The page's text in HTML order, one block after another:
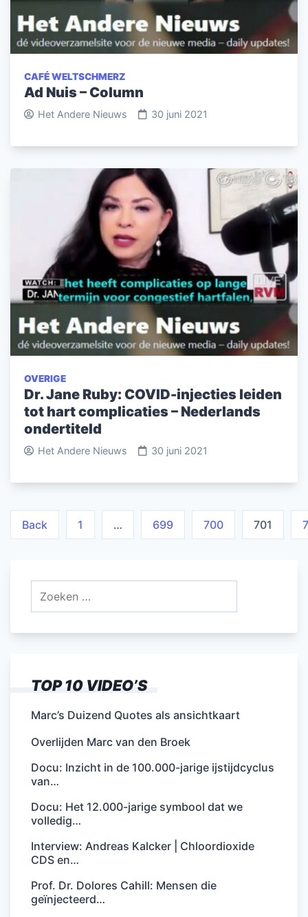
CAFÉ WELTSCHMERZ
Ad Nuis – Column
Het Andere Nieuws 30 juni 2021
OVERIGE
Dr. Jane Ruby: COVID-injecties leiden
tot hart complicaties – Nederlands
ondertiteld
Het Andere Nieuws 30 juni 2021
Berichten
Back 1 … 699 700 701
TOP 10 VIDEO’S
Marc’s Duizend Quotes als ansichtkaart
Overlijden Marc van den Broek
Docu: Inzicht in de 100.000-jarige ijstijdcyclus
van…
Docu: Het 12.000-jarige symbool dat we
volledig…
Interview: Andreas Kalcker | Chloordioxide
CDS en…
Prof. Dr. Dolores Cahill: Mensen die
geïnjecteerd…